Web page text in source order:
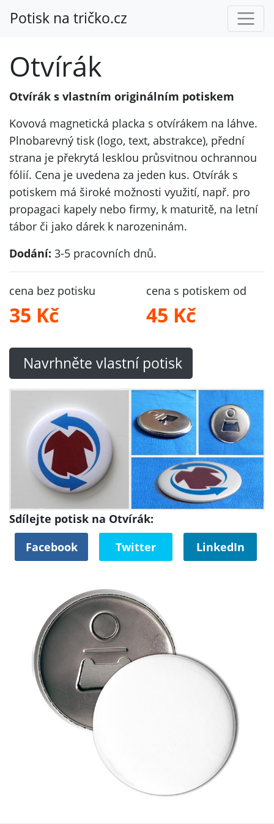
Potisk na tričko.cz
Otvírák
Otvírák s vlastním originálním potiskem
Kovová magnetická placka s otvírákem na láhve.
Plnobarevný tisk (logo, text, abstrakce), přední
strana je překrytá lesklou průsvitnou ochrannou
fólií. Cena je uvedena za jeden kus. Otvírák s
potiskem má široké možnosti využití, např. pro
propagaci kapely nebo firmy, k maturitě, na letní
tábor či jako dárek k narozeninám.
Dodání: 3-5 pracovních dnů.
cena bez potisku
35 Kč
cena s potiskem od
45 Kč
Navrhněte vlastní potisk
Sdílejte potisk na Otvírák:
Facebook
Twitter LinkedIn